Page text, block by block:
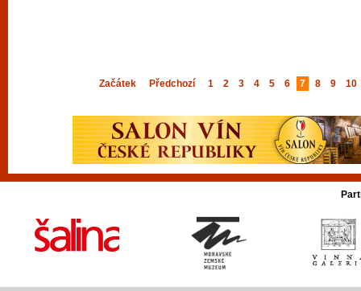
Začátek Předchozí 1 2 3 4 5 6 7 8 9 10